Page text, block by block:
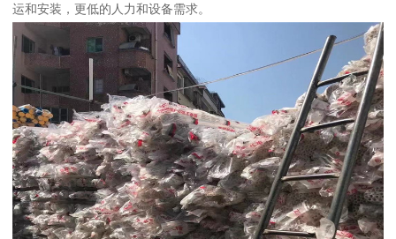
运和安装，更低的人力和设备需求。